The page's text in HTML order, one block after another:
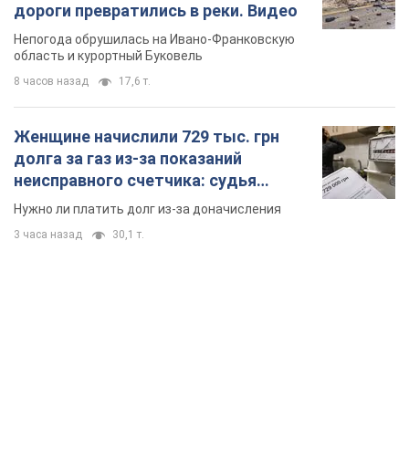
дороги превратились в реки. Видео
Непогода обрушилась на Ивано-Франковскую
область и курортный Буковель
8 часов назад 17,6 т.
Женщине начислили 729 тыс. грн
долга за газ из-за показаний
неисправного счетчика: судья
вынес неожиданное решение
Нужно ли платить долг из-за доначисления
3 часа назад 30,1 т.